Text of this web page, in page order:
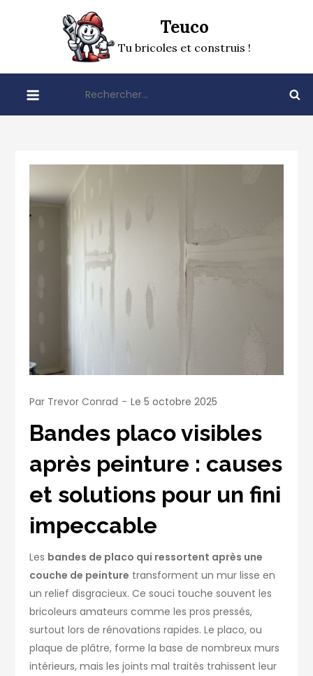
Teuco
Tu bricoles et construis !
Par Trevor Conrad Le5 octobre 2025
Bandes placo visibles
après peinture : causes
et solutions pour un fini
impeccable
Les bandes de placo qui ressortent après une
couche de peinture transforment un mur lisse en
un relief disgracieux. Ce souci touche souvent les
bricoleurs amateurs comme les pros pressés,
surtout lors de rénovations rapides. Le placo, ou
plaque de plâtre, forme la base de nombreux murs
intérieurs, mais les joints mal traités trahissent leur